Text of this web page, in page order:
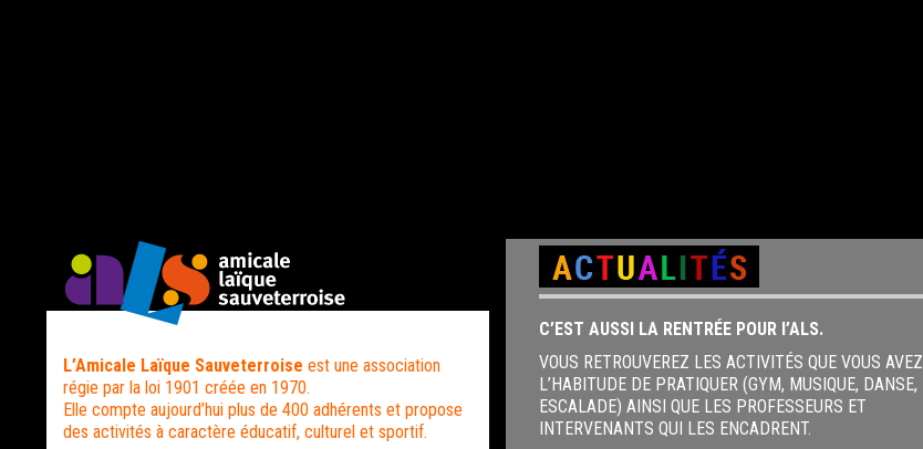
L’Amicale Laïque Sauveterroise est une association
régie par la loi 1901 créée en 1970.
Elle compte aujourd’hui plus de 400 adhérents et propose
des activités à caractère éducatif, culturel et sportif.
C’EST AUSSI LA RENTRÉE POUR l’ALS.
VOUS RETROUVEREZ LES ACTIVITÉS QUE VOUS AVEZ
L’HABITUDE DE PRATIQUER (GYM, MUSIQUE, DANSE,
ESCALADE) AINSI QUE LES PROFESSEURS ET
INTERVENANTS QUI LES ENCADRENT.